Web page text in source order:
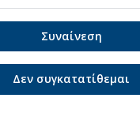
στη Μεσόγειο.
#Εξωτερική πολιτική
Σχεδιασμός
Συναίνεση
Δεν συγκατατίθεμαι